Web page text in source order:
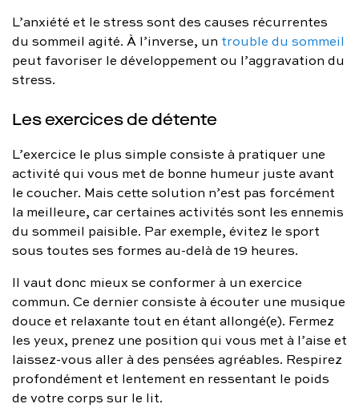
L’anxiété et le stress sont des causes récurrentes
du sommeil agité. À l’inverse, un trouble du sommeil
peut favoriser le développement ou l’aggravation du
stress.
Les exercices de détente
L’exercice le plus simple consiste à pratiquer une
activité qui vous met de bonne humeur juste avant
le coucher. Mais cette solution n’est pas forcément
la meilleure, car certaines activités sont les ennemis
du sommeil paisible. Par exemple, évitez le sport
sous toutes ses formes au-delà de 19 heures.
Il vaut donc mieux se conformer à un exercice
commun. Ce dernier consiste à écouter une musique
douce et relaxante tout en étant allongé(e). Fermez
les yeux, prenez une position qui vous met à l’aise et
laissez-vous aller à des pensées agréables. Respirez
profondément et lentement en ressentant le poids
de votre corps sur le lit.